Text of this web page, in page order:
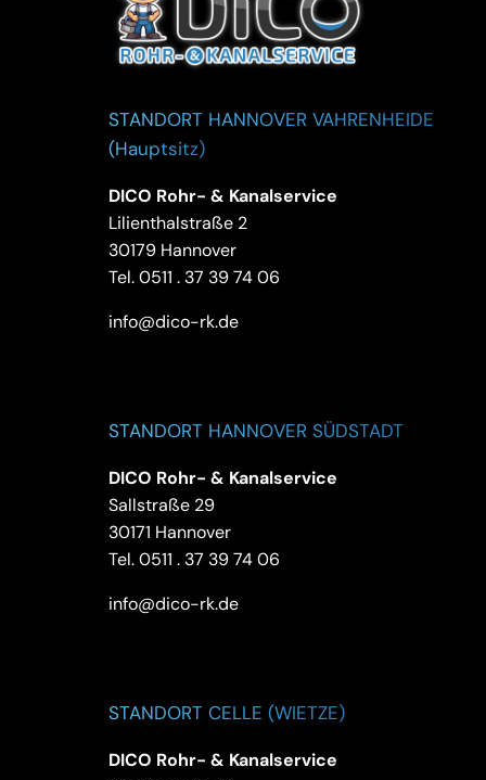
STANDORT HANNOVER VAHRENHEIDE
(Hauptsitz)
DICO Rohr- & Kanalservice
Lilienthalstraße 2
30179 Hannover
Tel.0511 . 37 39 74 06
info@dico-rk.de
STANDORT HANNOVER SÜDSTADT
DICO Rohr- & Kanalservice
Sallstraße 29
30171 Hannover
Tel.0511 . 37 39 74 06
info@dico-rk.de
STANDORT CELLE (WIETZE)
DICO Rohr- & Kanalservice